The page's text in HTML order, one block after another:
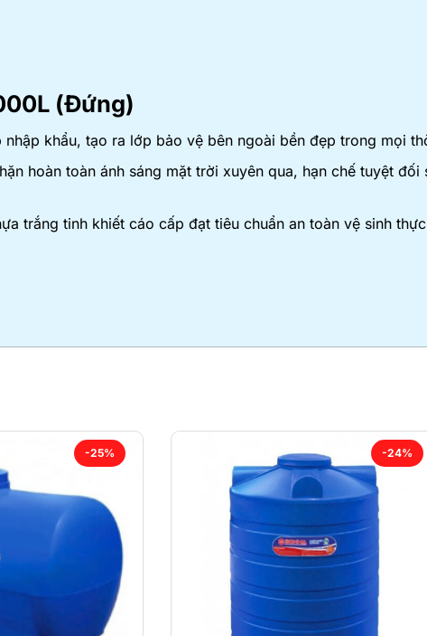
(Đứng)
khẩu, tạo ra lớp bảo vệ bên ngoài bền đẹp trong mọi
hoàn toàn ánh sáng mặt trời xuyên qua, hạn chế tuyệt
trắng tinh khiết cáo cấp đạt tiêu chuẩn an toàn vệ sinh
-25% -24%